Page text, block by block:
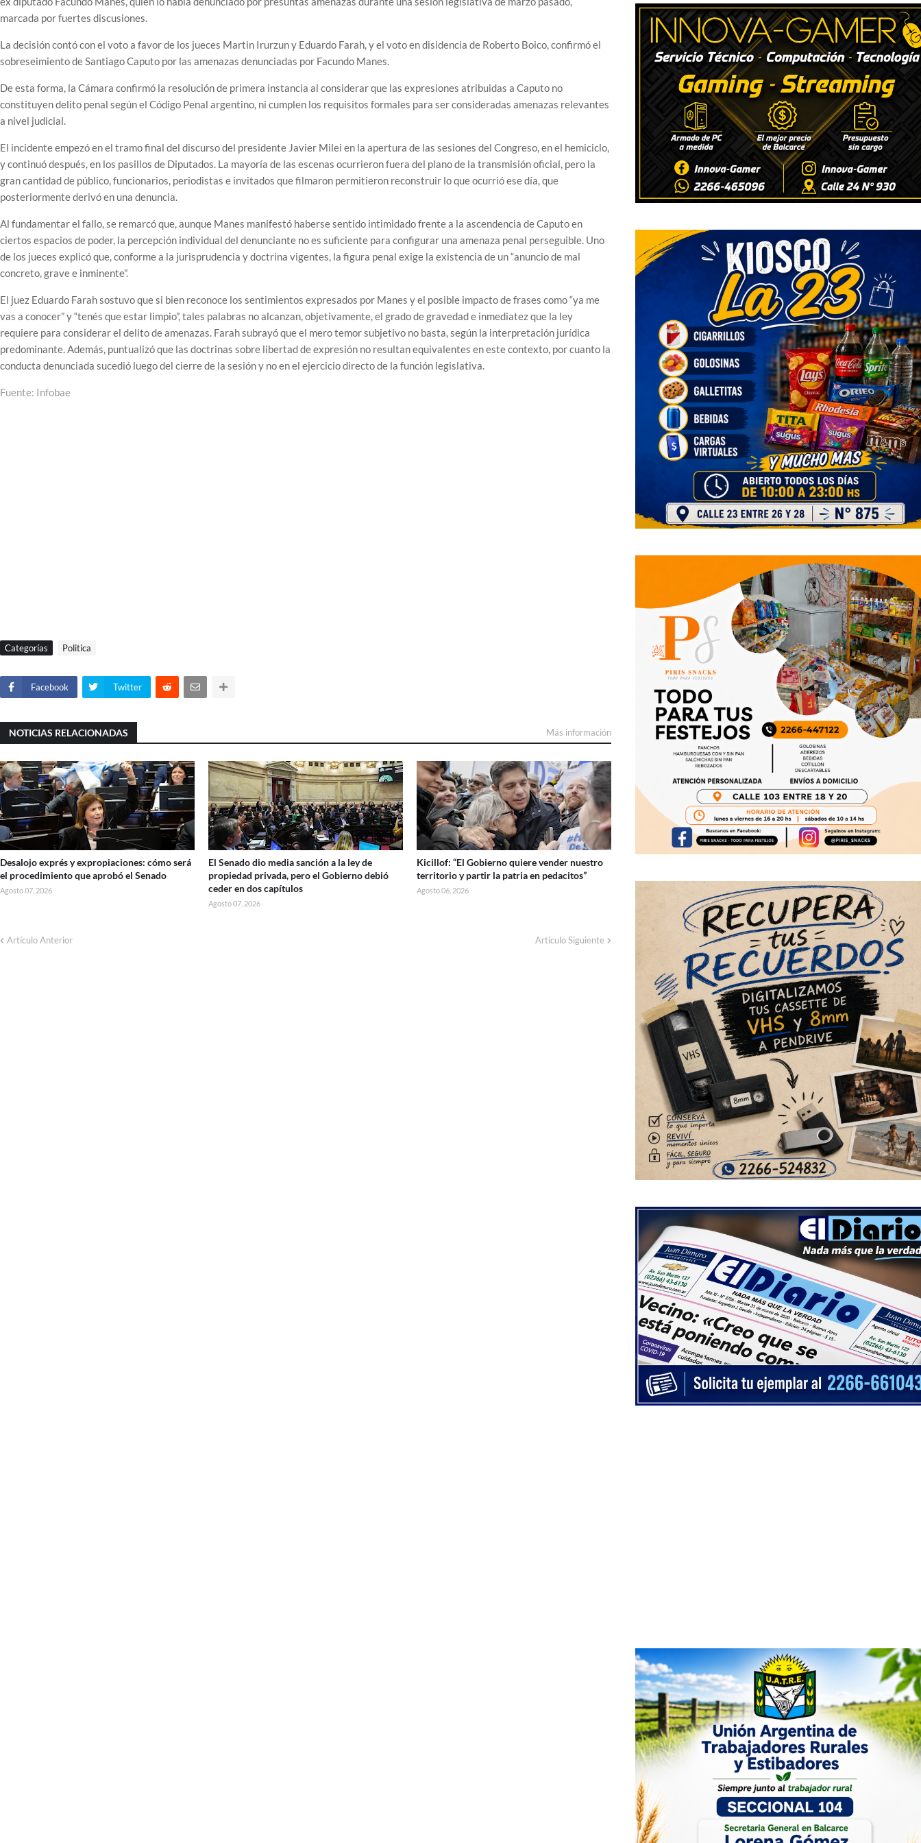
marcada por fuertes discusiones.
La decisión contó con el voto a favor de los jueces Martin Irurzun y Eduardo Farah, y el voto en disidencia de Roberto Boico, confirmó el
sobreseimiento de Santiago Caputo por las amenazas denunciadas por Facundo Manes.
De esta forma, la Cámara confirmó la resolución de primera instancia al considerar que las expresiones atribuidas a Caputo no
constituyen delito penal según el Código Penal argentino, ni cumplen los requisitos formales para ser consideradas amenazas relevantes
a nivel judicial.
El incidente empezó en el tramo final del discurso del presidente Javier Milei en la apertura de las sesiones del Congreso, en el hemiciclo,
y continuó después, en los pasillos de Diputados. La mayoría de las escenas ocurrieron fuera del plano de la transmisión oficial, pero la
gran cantidad de público, funcionarios, periodistas e invitados que filmaron permitieron reconstruir lo que ocurrió ese día, que
posteriormente derivó en una denuncia.
Al fundamentar el fallo, se remarcó que, aunque Manes manifestó haberse sentido intimidado frente a la ascendencia de Caputo en
ciertos espacios de poder, la percepción individual del denunciante no es suficiente para configurar una amenaza penal perseguible. Uno
de los jueces explicó que, conforme a la jurisprudencia y doctrina vigentes, la figura penal exige la existencia de un “anuncio de mal
concreto, grave e inminente”.
El juez Eduardo Farah sostuvo que si bien reconoce los sentimientos expresados por Manes y el posible impacto de frases como “ya me
vas a conocer” y “tenés que estar limpio”, tales palabras no alcanzan, objetivamente, el grado de gravedad e inmediatez que la ley
requiere para considerar el delito de amenazas. Farah subrayó que el mero temor subjetivo no basta, según la interpretación jurídica
predominante. Además, puntualizó que las doctrinas sobre libertad de expresión no resultan equivalentes en este contexto, por cuanto la
conducta denunciada sucedió luego del cierre de la sesión y no en el ejercicio directo de la función legislativa.
Fuente: Infobae
Categorías Politica
Facebook Twitter
NOTICIAS RELACIONADAS Más información
Desalojo exprés y expropiaciones: cómo será
el procedimiento que aprobó el Senado
Agosto 07, 2026
El Senado dio media sanción a la ley de
propiedad privada, pero el Gobierno debió
ceder en dos capítulos
Agosto 07, 2026
Kicillof: “El Gobierno quiere vender nuestro
territorio y partir la patria en pedacitos”
Agosto 06, 2026
Artículo Anterior Artículo Siguiente